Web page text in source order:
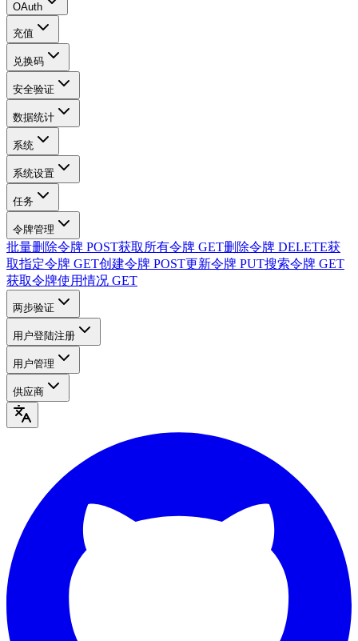
OAuth
充值
兑换码
安全验证
数据统计
系统
系统设置
任务
令牌管理
批量删除令牌 POST获取所有令牌 GET删除令牌 DELETE获
取指定令牌 GET创建令牌 POST更新令牌 PUT搜索令牌 GET
获取令牌使用情况 GET
两步验证
用户登陆注册
用户管理
供应商